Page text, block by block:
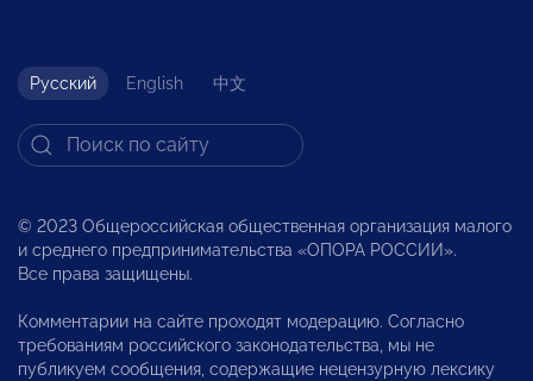
Русский English 中文
© 2023 Общероссийская общественная организация малого
и среднего предпринимательства «ОПОРА РОССИИ».
Все права защищены.
Комментарии на сайте проходят модерацию. Согласно
требованиям российского законодательства, мы не
публикуем сообщения, содержащие нецензурную лексику